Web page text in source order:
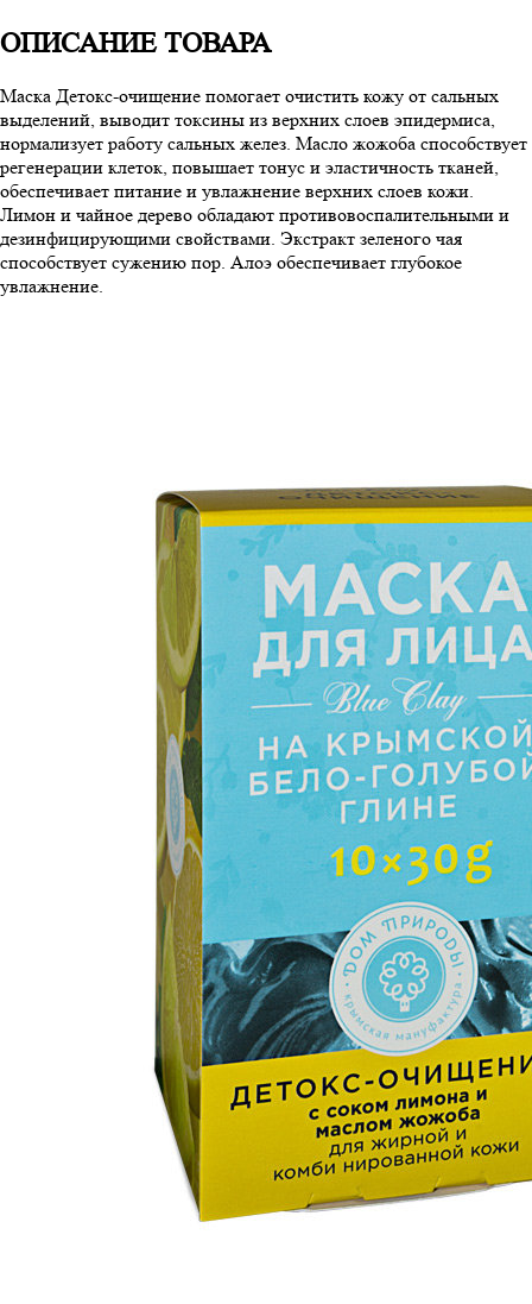
ОПИСАНИЕ ТОВАРА
Маска Детокс-очищение помогает очистить кожу от сальных
выделений, выводит токсины из верхних слоев эпидермиса,
нормализует работу сальных желез. Масло жожоба способствует
регенерации клеток, повышает тонус и эластичность тканей,
обеспечивает питание и увлажнение верхних слоев кожи.
Лимон и чайное дерево обладают противовоспалительными и
дезинфицирующими свойствами. Экстракт зеленого чая
способствует сужению пор. Алоэ обеспечивает глубокое
увлажнение.